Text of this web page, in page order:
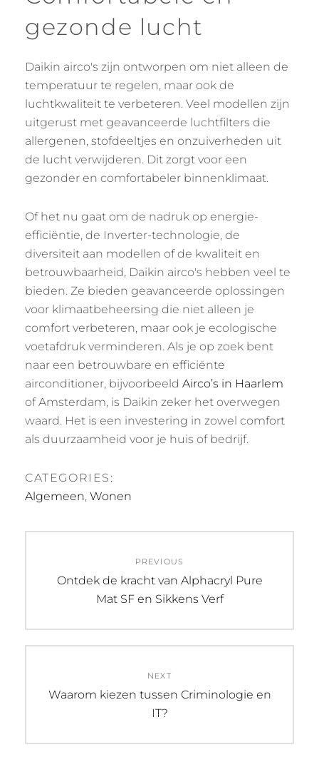
gezonde lucht
Daikin airco's zijn ontworpen om niet alleen de
temperatuur te regelen, maar ook de
luchtkwaliteit te verbeteren. Veel modellen zijn
uitgerust met geavanceerde luchtfilters die
allergenen, stofdeeltjes en onzuiverheden uit
de lucht verwijderen. Dit zorgt voor een
gezonder en comfortabeler binnenklimaat.
Of het nu gaat om de nadruk op energie-
efficiëntie, de Inverter-technologie, de
diversiteit aan modellen of de kwaliteit en
betrouwbaarheid, Daikin airco's hebben veel te
bieden. Ze bieden geavanceerde oplossingen
voor klimaatbeheersing die niet alleen je
comfort verbeteren, maar ook je ecologische
voetafdruk verminderen. Als je op zoek bent
naar een betrouwbare en efficiënte
airconditioner, bijvoorbeeld Airco’s in Haarlem
of Amsterdam, is Daikin zeker het overwegen
waard. Het is een investering in zowel comfort
als duurzaamheid voor je huis of bedrijf.
CATEGORIES:
Algemeen, Wonen
navigation
PREVIOUS
Previous
Ontdek de kracht van Alphacryl Pure
Mat SF en Sikkens Verf
NEXT
Next
Waarom kiezen tussen Criminologie en
IT?